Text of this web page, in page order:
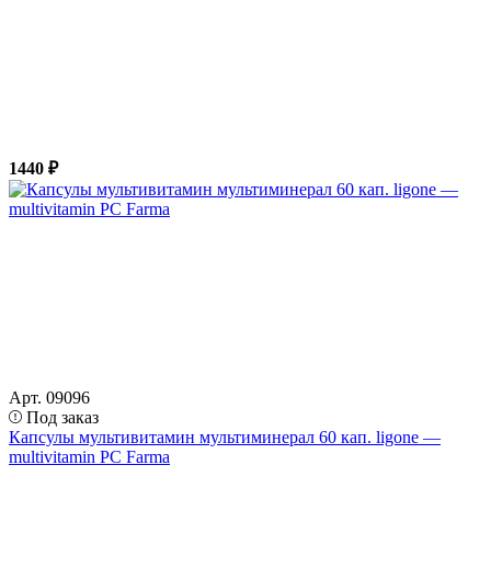
1440 ₽
Арт. 09096
Под заказ
Капсулы мультивитамин мультиминерал 60 кап. ligone —
multivitamin PC Farma